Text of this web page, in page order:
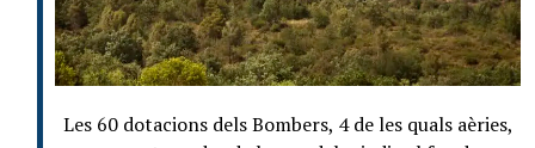
Les 60 dotacions dels Bombers, 4 de les quals aèries,